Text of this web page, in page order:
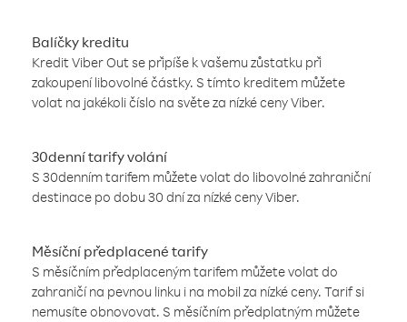
Balíčky kreditu
Kredit Viber Out se připíše k vašemu zůstatku při
zakoupení libovolné částky. S tímto kreditem můžete
volat na jakékoli číslo na světe za nízké ceny Viber.
30denní tarify volání
S 30denním tarifem můžete volat do libovolné zahraniční
destinace po dobu 30 dní za nízké ceny Viber.
Měsíční předplacené tarify
S měsíčním předplaceným tarifem můžete volat do
zahraničí na pevnou linku i na mobil za nízké ceny. Tarif si
nemusíte obnovovat. S měsíčním předplatným můžete